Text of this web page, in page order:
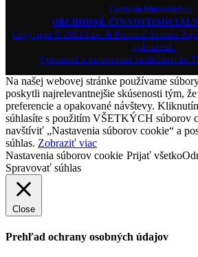
FacebookTwitterYoutubeFlickr
OBCHODNÉ ČINNOSTI
Copyright © 2022 Law & Political Science
vyhradené.
Vytvorené a spravované spoločnosťou
Na našej webovej stránke používame
poskytli najrelevantnejšie skúsenosti tým, že
preferencie a opakované návštevy.
súhlasíte s použitím VŠETKÝCH súborov
navštíviť „Nastavenia súborov cookie“ a
súhlas. Zobraziť viac
Nastavenia súborov cookie Prijať všetko
Spravovať súhlas
Close
Prehľad ochrany osobných údajov